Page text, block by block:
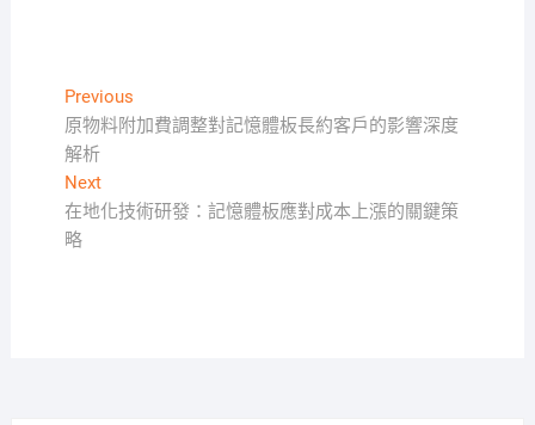
文
章
導
覽
PreviousPrevious
post:
原物料附加費調整對記憶體板長約客戶的影響深度
解析
NextNext
post:
在地化技術研發：記憶體板應對成本上漲的關鍵策
略